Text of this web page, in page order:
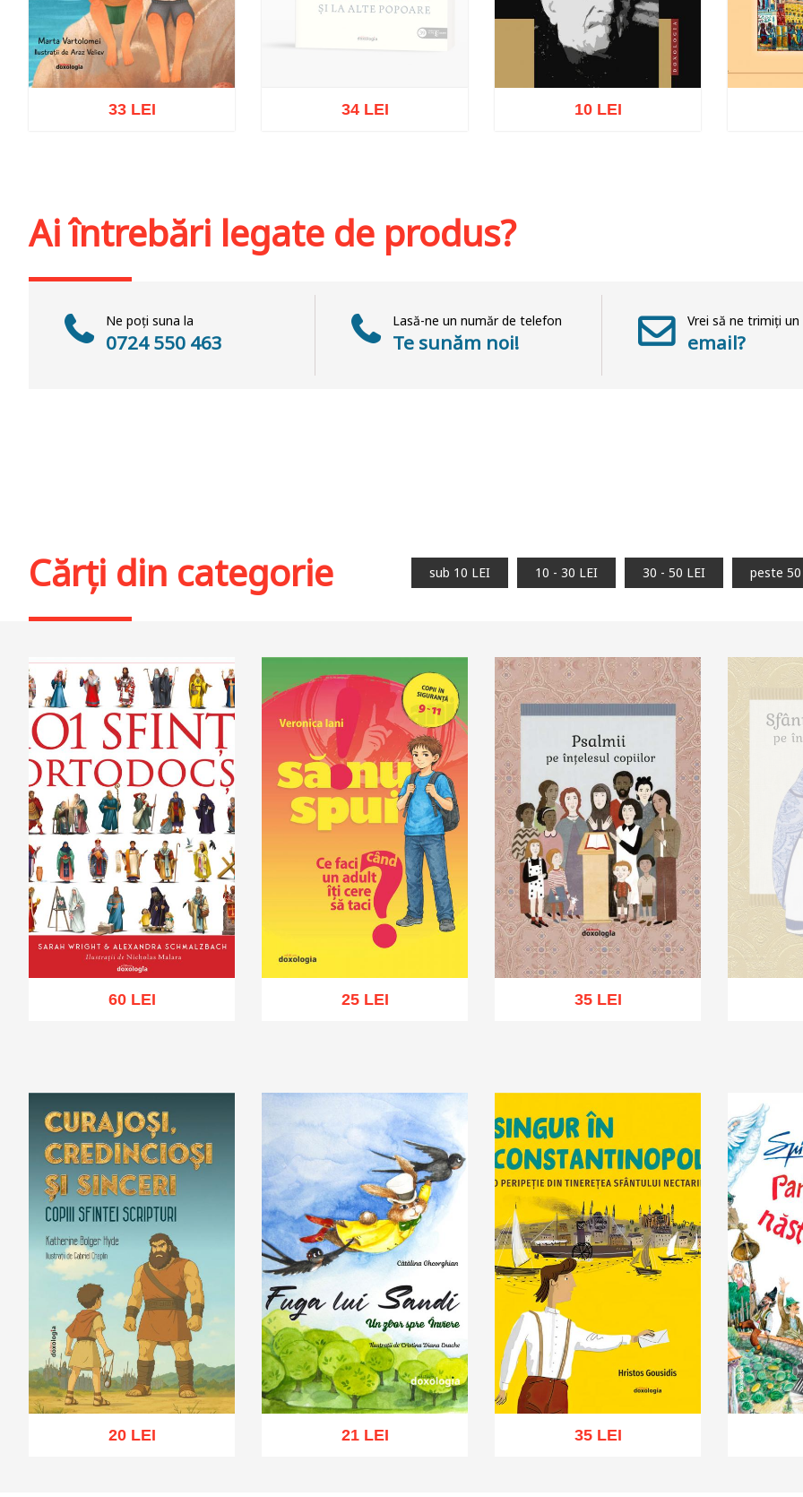
33 LEI 34 LEI 10 LEI
Ai întrebări legate de produs?
Ne poți suna la
0724 550 463
Lasă-ne un număr de telefon
Te sunăm noi!
Vrei să ne trimiți un
email?
Cărți din categorie sub 10 LEI 10 - 30 LEI 30 - 50 LEI peste
Adaugă în coș Wishlist
60 LEI
Adaugă în coș Wishlist
25 LEI
Adaugă în coș Wishlist
35 LEI
20 LEI 21 LEI 35 LEI